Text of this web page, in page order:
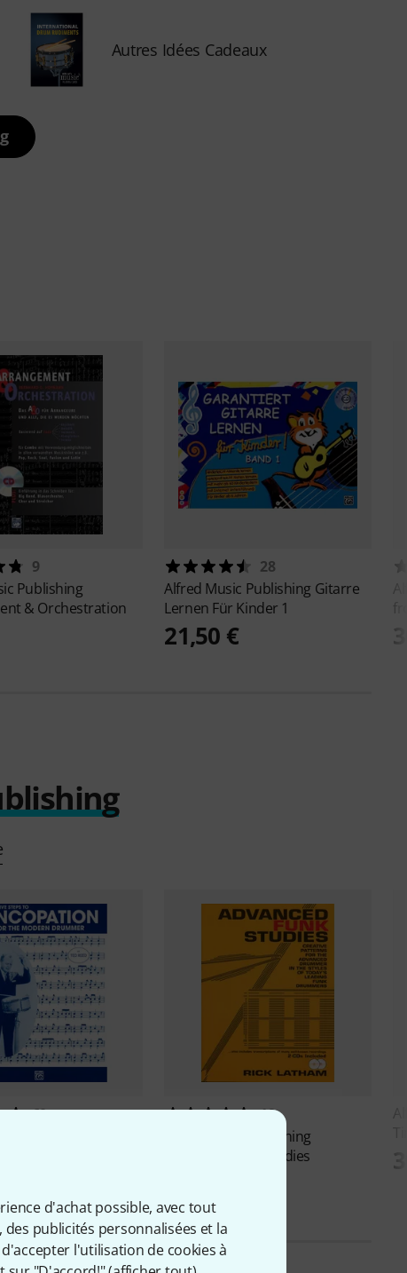
d'achat possible, avec tout
publicités personnalisées et la
l'utilisation de cookies à
Autres Idées Cadeaux
9
Publishing
& Orchestration
28
Alfred Music Publishing Gitarre
Lernen Für Kinder 1
21,50 €
60
19
Alfred Music Publishing
Advanced Funk Studies